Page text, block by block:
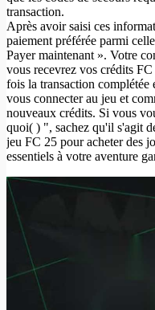
transaction.
Après avoir saisi ces
paiement préférée parmi
Payer maintenant ». Votre
vous recevrez vos crédits
fois la transaction
vous connecter au jeu et
nouveaux crédits. Si vous
quoi( ) ", sachez qu'il s'agit
jeu FC 25 pour acheter des
essentiels à votre aventure